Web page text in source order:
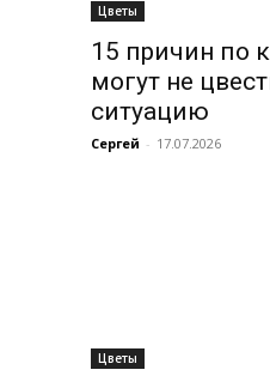
Цветы
15 причин по
могут не
ситуацию
Сергей - 17.07.2026
Цветы